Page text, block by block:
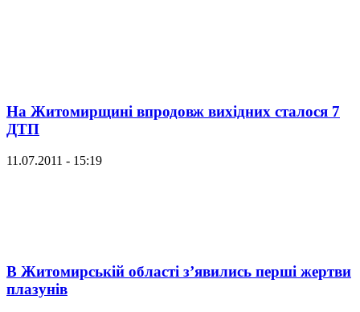
На Житомирщині впродовж вихідних сталося 7
ДТП
11.07.2011 - 15:19
В Житомирській області з’явились перші жертви
плазунів